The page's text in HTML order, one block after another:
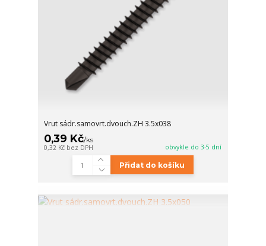
Vrut sádr.samovrt.dvouch.ZH 3.5x038
0,39 Kč/ks
0,32 Kč bez DPH obvykle do 3-5 dní
Přidat do košíku